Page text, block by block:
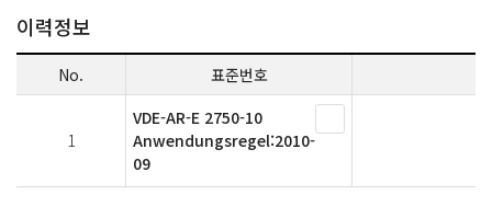
이력정보
No. 표준번호
1
VDE-AR-E 2750-10
Anwendungsregel:2010-
09